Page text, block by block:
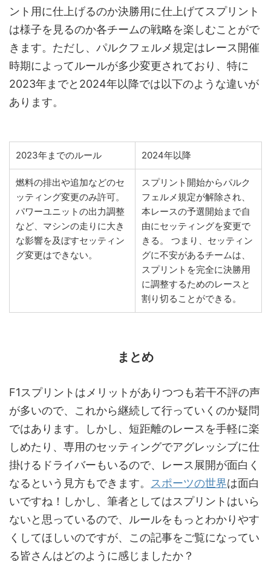
ント用に仕上げるのか決勝用に仕上げてスプリント
は様子を見るのか各チームの戦略を楽しむことがで
きます。ただし、パルクフェルメ規定はレース開催
時期によってルールが多少変更されており、特に
2023年までと2024年以降では以下のような違いが
あります。
2023年までのルール 2024年以降
燃料の排出や追加などのセ
ッティング変更のみ許可。
パワーユニットの出力調整
など、マシンの走りに大き
な影響を及ぼすセッティン
グ変更はできない。
スプリント開始からパルク
フェルメ規定が解除され、
本レースの予選開始まで自
由にセッティングを変更で
きる。 つまり、セッティン
グに不安があるチームは、
スプリントを完全に決勝用
に調整するためのレースと
割り切ることができる。
まとめ
F1スプリントはメリットがありつつも若干不評の声
が多いので、これから継続して行っていくのか疑問
ではあります。しかし、短距離のレースを手軽に楽
しめたり、専用のセッティングでアグレッシブに仕
掛けるドライバーもいるので、レース展開が面白く
なるという見方もできます。
スポーツの世界は面白
いですね！しかし、筆者としてはスプリントはいら
ないと思っているので、ルールをもっとわかりやす
くしてほしいのですが、この記事をご覧になってい
る皆さんはどのように感じましたか？